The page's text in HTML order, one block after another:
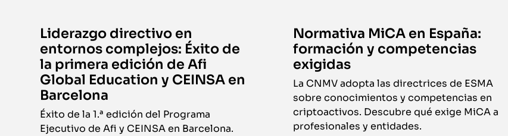
Liderazgo directivo en
entornos complejos: Éxito de
la primera edición de Afi
Global Education y CEINSA en
Barcelona
Éxito de la 1.ª edición del Programa
Ejecutivo de Afi y CEINSA en Barcelona.
Normativa MiCA en España:
formación y competencias
exigidas
La CNMV adopta las directrices de ESMA
sobre conocimientos y competencias en
criptoactivos. Descubre qué exige MiCA a
profesionales y entidades.